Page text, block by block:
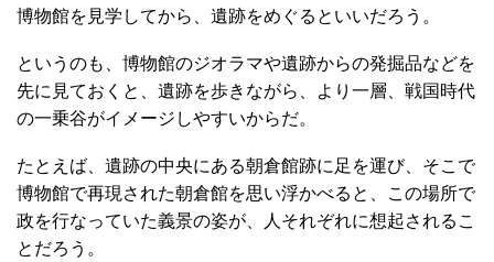
博物館を見学してから、遺跡をめぐるといいだろう。
というのも、博物館のジオラマや遺跡からの発掘品などを
先に見ておくと、遺跡を歩きながら、より一層、戦国時代
の一乗谷がイメージしやすいからだ。
たとえば、遺跡の中央にある朝倉館跡に足を運び、そこで
博物館で再現された朝倉館を思い浮かべると、この場所で
政を行なっていた義景の姿が、人それぞれに想起されるこ
とだろう。